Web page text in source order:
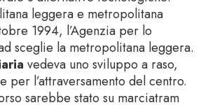
leggera e metropolitana
1994, l’Agenzia per lo
sceglie la metropolitana leggera.
vedeva uno sviluppo a raso,
per l’attraversamento del centro.
sarebbe stato su marciatram